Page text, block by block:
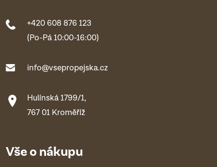
+420 608 876 123
(Po-Pá 10:00-16:00)
info@vsepropejska.cz
Hulínská 1799/1,
767 01 Kroměříž
Vše o nákupu